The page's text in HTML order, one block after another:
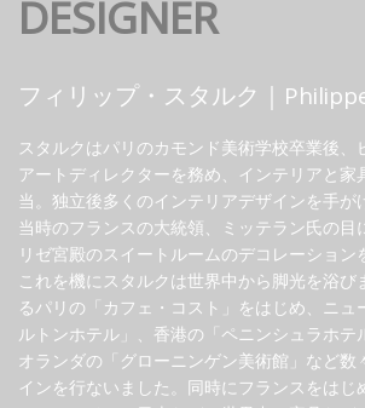
DESIGNER
フィリップ・スタルク｜
スタルクはパリのカモンド美術学校卒業後、
アートディレクターを務め、インテリアと家
当。独立後多くのインテリアデザインを手が
当時のフランスの大統領、ミッテラン氏の目
リゼ宮殿のスイートルームのデコレーション
これを機にスタルクは世界中から脚光を浴び
るパリの「カフェ・コスト」をはじめ、ニュ
ルトンホテル」、香港の「ペニンシュラホテ
オランダの「グローニンゲン美術館」など数
インを行ないました。同時にフランスをはじ